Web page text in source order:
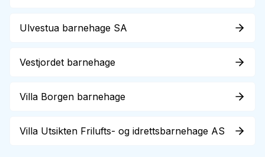
Ulvestua barnehage SA
Vestjordet barnehage
Villa Borgen barnehage
Villa Utsikten Frilufts- og idrettsbarnehage AS